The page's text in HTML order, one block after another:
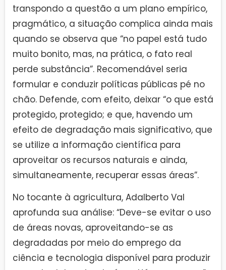
transpondo a questão a um plano empírico,
pragmático, a situação complica ainda mais
quando se observa que “no papel está tudo
muito bonito, mas, na prática, o fato real
perde substância”. Recomendável seria
formular e conduzir políticas públicas pé no
chão. Defende, com efeito, deixar “o que está
protegido, protegido; e que, havendo um
efeito de degradação mais significativo, que
se utilize a informação científica para
aproveitar os recursos naturais e ainda,
simultaneamente, recuperar essas áreas”.
No tocante à agricultura, Adalberto Val
aprofunda sua análise: “Deve-se evitar o uso
de áreas novas, aproveitando-se as
degradadas por meio do emprego da
ciência e tecnologia disponível para produzir